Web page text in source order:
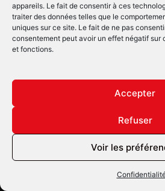
appareils. Le fait de consentir à ces
traiter des données telles que le
uniques sur ce site. Le fait de ne pas
consentement peut avoir un effet négatif sur
et fonctions.
Accepter
Refuser
Voir les
CLIQUEZ ICI !
SUIVEZ-
© Copyright © 2022
Confidentialité